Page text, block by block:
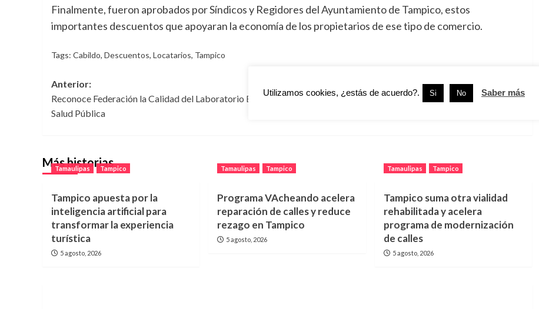
Finalmente, fueron aprobados por Síndicos y Regidores del Ayuntamiento de Tampico, estos
importantes descuentos que apoyaran la economía de los propietarios de ese tipo de comercio.
Tags: Cabildo, Descuentos, Locatarios, Tampico
Navegación
de
entradas
Anterior:
Reconoce Federación la Calidad del Laboratorio Estatal de
Salud Pública
Realizarán Sesión Extraordinaria del Congreso
Más historias
Tamaulipas Tampico
Tampico apuesta por la
inteligencia artificial para
transformar la experiencia
turística
5 agosto, 2026
Tamaulipas Tampico
Programa VAcheando acelera
reparación de calles y reduce
rezago en Tampico
5 agosto, 2026
Tamaulipas Tampico
Tampico suma otra vialidad
rehabilitada y acelera
programa de modernización
de calles
5 agosto, 2026
Utilizamos cookies, ¿estás de acuerdo?. Si No Saber más